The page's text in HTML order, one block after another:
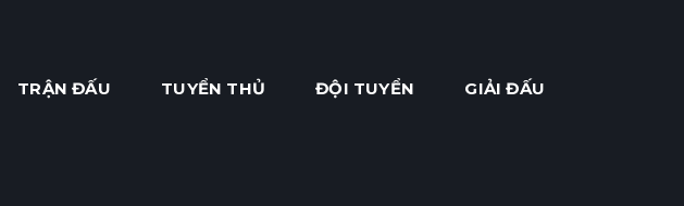
TRẬN ĐẤU TUYỂN THỦ ĐỘI TUYỂN GIẢI ĐẤU